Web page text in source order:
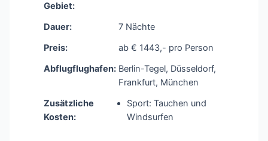
Gebiet:
Dauer:
7 Nächte
Preis:
ab € 1443,- pro Person
Abflugflughafen: Berlin-Tegel, Düsseldorf,
Frankfurt, München
Zusätzliche
Kosten:
Sport: Tauchen und
Windsurfen